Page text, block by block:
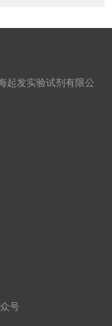
起发实验试剂有限公
号